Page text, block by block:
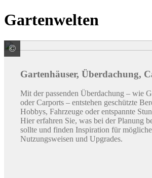
Gartenwelten
© Gardendreams GmbH
Gartenhäuser, Überdachung,
Mit der passenden Überdachung – wie
oder Carports – entstehen geschützte
Hobbys, Fahrzeuge oder entspannte
Hier erfahren Sie, was bei der Planung
sollte und finden Inspiration für mögliche
Nutzungsweisen und Upgrades.